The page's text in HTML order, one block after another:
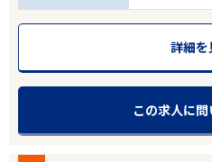
詳細を
この求人に